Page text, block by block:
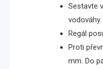
Sestavte
vodováhy.
Regál
Proti
mm. Do